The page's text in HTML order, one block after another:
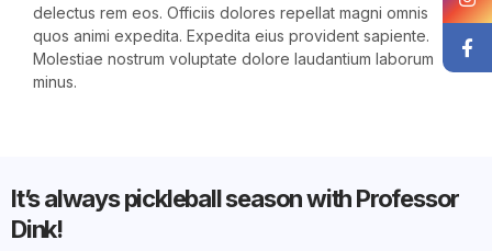
delectus rem eos. Officiis dolores repellat magni omnis
quos animi expedita. Expedita eius provident sapiente.
Molestiae nostrum voluptate dolore laudantium laborum
minus.
It’s always pickleball season with Professor
Dink!